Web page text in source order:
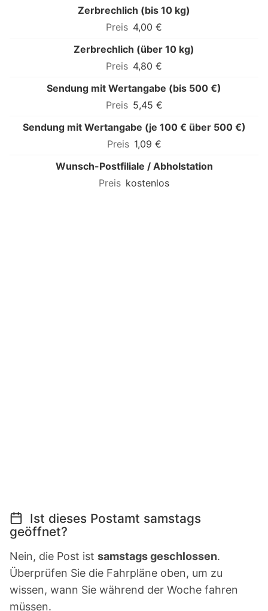
Zerbrechlich (bis 10 kg)
4,00 €
Zerbrechlich (über 10 kg)
4,80 €
Sendung mit Wertangabe (bis 500 €)
5,45 €
Sendung mit Wertangabe (je 100 € über 500 €)
1,09 €
Wunsch-Postfiliale / Abholstation
kostenlos
Ist dieses Postamt samstags
geöffnet?
Nein, die Post ist samstags geschlossen.
Überprüfen Sie die Fahrpläne oben, um zu
wissen, wann Sie während der Woche fahren
müssen.